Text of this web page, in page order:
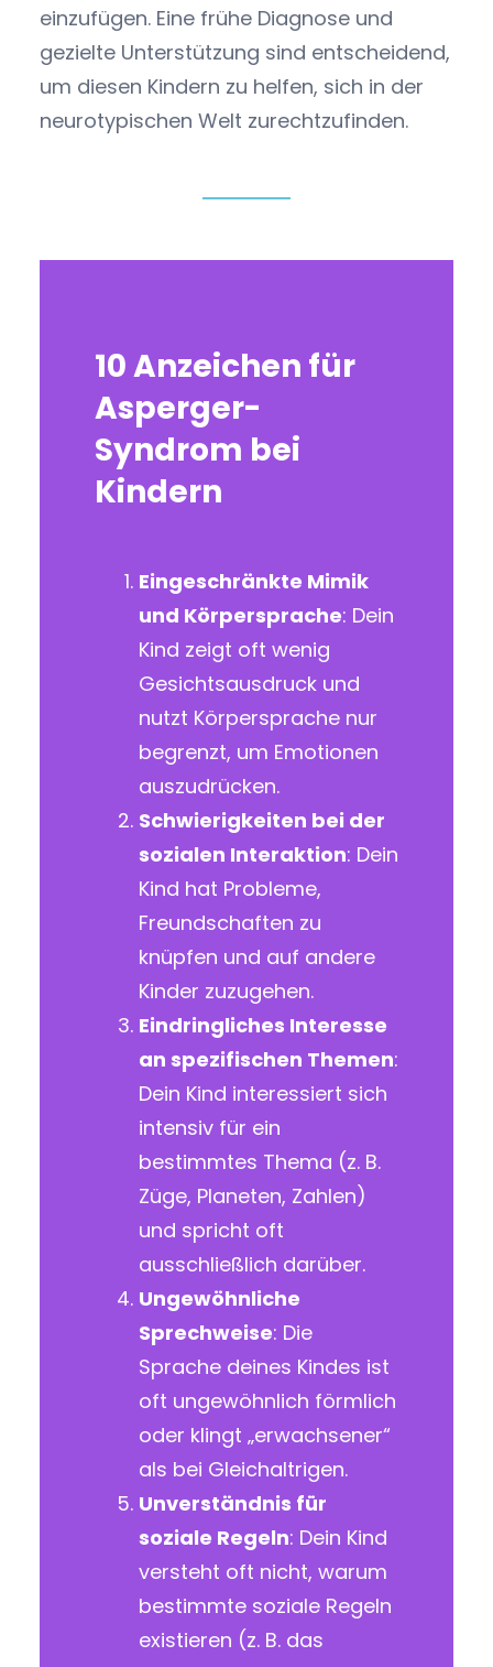
einzufügen. Eine frühe Diagnose und
gezielte Unterstützung sind entscheidend,
um diesen Kindern zu helfen, sich in der
neurotypischen Welt zurechtzufinden.
10 Anzeichen für
Asperger-
Syndrom bei
Kindern
Eingeschränkte Mimik
und Körpersprache: Dein
Kind zeigt oft wenig
Gesichtsausdruck und
nutzt Körpersprache nur
begrenzt, um Emotionen
auszudrücken.
Schwierigkeiten bei der
sozialen Interaktion: Dein
Kind hat Probleme,
Freundschaften zu
knüpfen und auf andere
Kinder zuzugehen.
Eindringliches Interesse
an spezifischen Themen:
Dein Kind interessiert sich
intensiv für ein
bestimmtes Thema (z. B.
Züge, Planeten, Zahlen)
und spricht oft
ausschließlich darüber.
Ungewöhnliche
Sprechweise: Die
Sprache deines Kindes ist
oft ungewöhnlich förmlich
oder klingt „erwachsener“
als bei Gleichaltrigen.
Unverständnis für
soziale Regeln: Dein Kind
versteht oft nicht, warum
bestimmte soziale Regeln
existieren (z. B. das